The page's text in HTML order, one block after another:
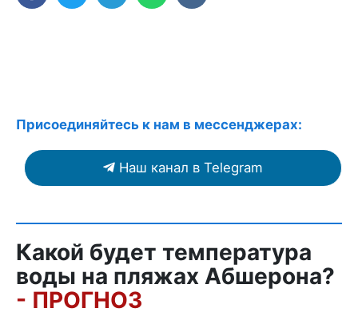
Присоединяйтесь к нам в мессенджерах:
Наш канал в Telegram
Какой будет температура
воды на пляжах Абшерона?
- ПРОГНОЗ